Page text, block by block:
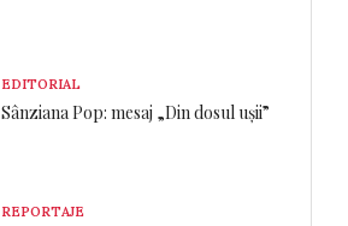
EDITORIAL
Sânziana Pop: mesaj „Din dosul ușii”
REPORTAJE